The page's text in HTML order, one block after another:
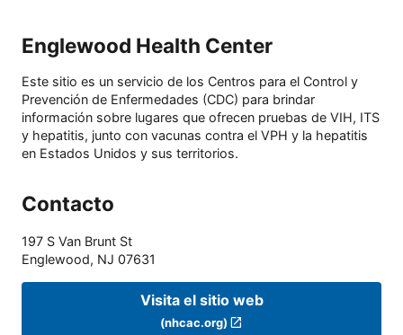
Englewood Health Center
Este sitio es un servicio de los Centros para el Control y
Prevención de Enfermedades (CDC) para brindar
información sobre lugares que ofrecen pruebas de VIH, ITS
y hepatitis, junto con vacunas contra el VPH y la hepatitis
en Estados Unidos y sus territorios.
Contacto
197 S Van Brunt St
Englewood, NJ 07631
Visita el sitio web
(nhcac.org)